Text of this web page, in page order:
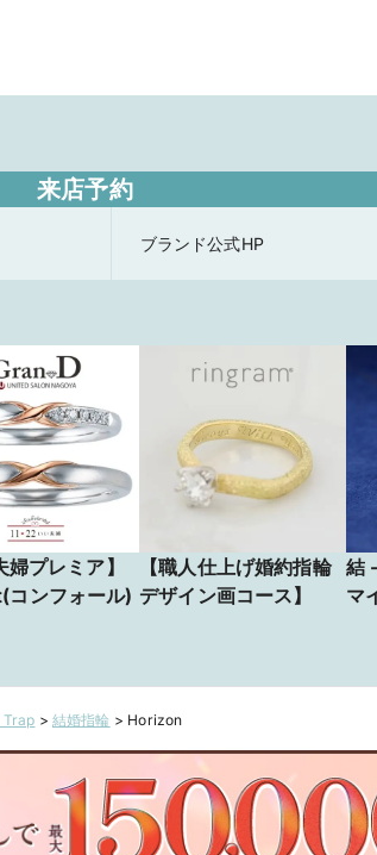
来店予約
ブランド公式HP
婦プレミア】
ンフォール)
【職人仕上げ婚約指輪
デザイン画コース】
結
マ
Trap > 結婚指輪 > Horizon